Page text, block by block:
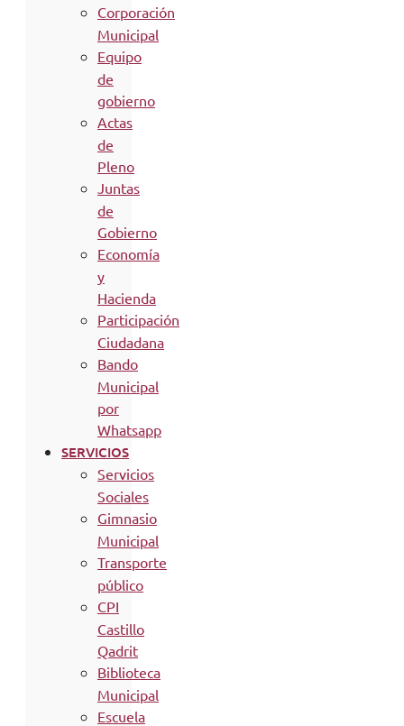
Corporación
Municipal
Equipo
de
gobierno
Actas
de
Pleno
Juntas
de
Gobierno
Economía
y
Hacienda
Participación
Ciudadana
Bando
Municipal
por
Whatsapp
SERVICIOS
Servicios
Sociales
Gimnasio
Municipal
Transporte
público
CPI
Castillo
Qadrit
Biblioteca
Municipal
Escuela